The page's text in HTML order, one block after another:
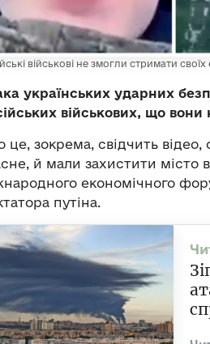
військові не змогли стримати своїх
українських ударних
військових, що вони
це, зокрема, свідчить
й мали захистити місто
економічного
путіна.